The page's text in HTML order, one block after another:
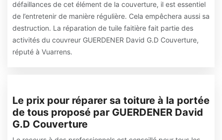
défaillances de cet élément de la couverture, il est essentiel
de l’entretenir de manière régulière. Cela empêchera aussi sa
destruction. La réparation de tuile faitière fait partie des
activités du couvreur GUERDENER David G.D Couverture,
réputé à Vuarrens.
Le prix pour réparer sa toiture à la portée
de tous proposé par GUERDENER David
G.D Couverture